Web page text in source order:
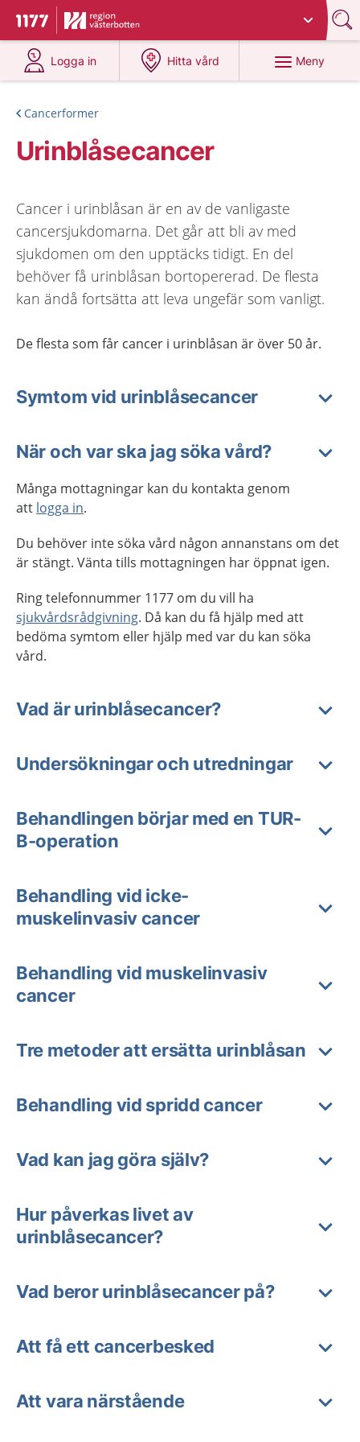
Till startsidan för 1177
Du har valt region
Logga in
på 1177.se
Hitta vård
på 1177.se
Meny
Cancerformer
Urinblåsecancer
Cancer i urinblåsan är en av de vanligaste
cancersjukdomarna. Det går att bli av med
sjukdomen om den upptäcks tidigt. En del
behöver få urinblåsan bortopererad. De flesta
kan ändå fortsätta att leva ungefär som vanligt.
De flesta som får cancer i urinblåsan är över 50 år.
Symtom vid urinblåsecancer
När och var ska jag söka vård?
Många mottagningar kan du kontakta genom
att logga in.
Du behöver inte söka vård någon annanstans om det
är stängt. Vänta tills mottagningen har öppnat igen.
Ring telefonnummer 1177 om du vill ha
sjukvårdsrådgivning. Då kan du få hjälp med att
bedöma symtom eller hjälp med var du kan söka
vård.
Vad är urinblåsecancer?
Undersökningar och utredningar
Behandlingen börjar med en TUR-
B-operation
Behandling vid icke-
muskelinvasiv cancer
Behandling vid muskelinvasiv
cancer
Tre metoder att ersätta urinblåsan
Behandling vid spridd cancer
Vad kan jag göra själv?
Hur påverkas livet av
urinblåsecancer?
Vad beror urinblåsecancer på?
Att få ett cancerbesked
Att vara närstående